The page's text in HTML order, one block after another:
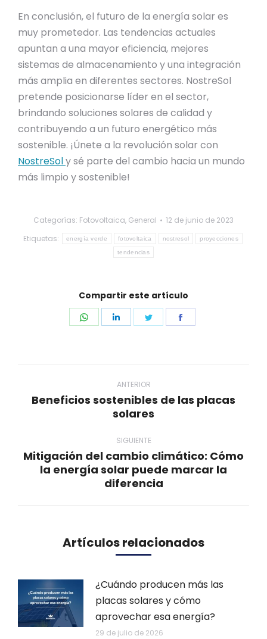
En conclusión, el futuro de la energía solar es
muy prometedor. Las tendencias actuales
apuntan a una mayor eficiencia, mejores
sistemas de almacenamiento y una integración
más amplia en diferentes sectores. NostreSol
pretende posicionarse líder en el sector,
brindando soluciones solares de calidad y
contribuyendo a un futuro energético más
sostenible. ¡Únete a la revolución solar con
NostreSoly sé parte del cambio hacia un mundo
más limpio y sostenible!
Categorías: Fotovoltaica, General
12 de junio de 2023
Etiquetas:
energía verde fotovoltaica nostresol proyecciones
tendencias
Compartir este artículo
Share
Share
Share
publicaciones
ANTERIOR
Publicación
Beneficios sostenibles de las placas
solares
SIGUIENTE
Publicación
siguiente:
Mitigación del cambio climático: Cómo
la energía solar puede marcar la
diferencia
Artículos relacionados
¿Cuándo producen más las
placas solares y cómo
aprovechar esa energía?
29 de julio de 2026